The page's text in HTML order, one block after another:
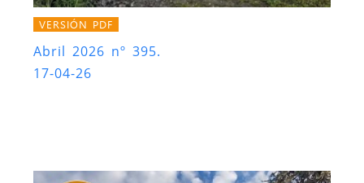
VERSIÓN PDF
Abril 2026 nº 395.
17-04-26